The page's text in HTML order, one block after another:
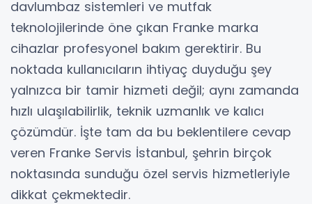
davlumbaz sistemleri ve mutfak
teknolojilerinde öne çıkan Franke marka
cihazlar profesyonel bakım gerektirir. Bu
noktada kullanıcıların ihtiyaç duyduğu şey
yalnızca bir tamir hizmeti değil; aynı zamanda
hızlı ulaşılabilirlik, teknik uzmanlık ve kalıcı
çözümdür. İşte tam da bu beklentilere cevap
veren Franke Servis İstanbul, şehrin birçok
noktasında sunduğu özel servis hizmetleriyle
dikkat çekmektedir.